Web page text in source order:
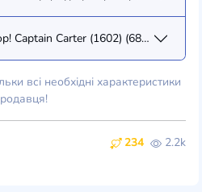
Captain Carter (1602) (68040)?
всі необхідні характеристики
234 2.2k